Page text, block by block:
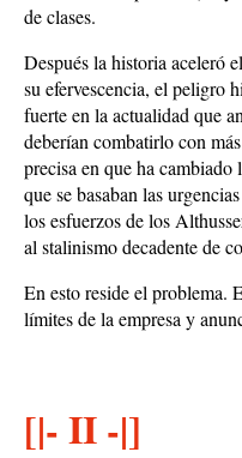
de clases.
Después la historia aceleró
su efervescencia, el peligro
fuerte en la actualidad que
deberían combatirlo con
precisa en que ha
que se basaban las
los esfuerzos de los
al stalinismo decadente de
En esto reside el problema.
límites de la empresa y
[|- II -|]